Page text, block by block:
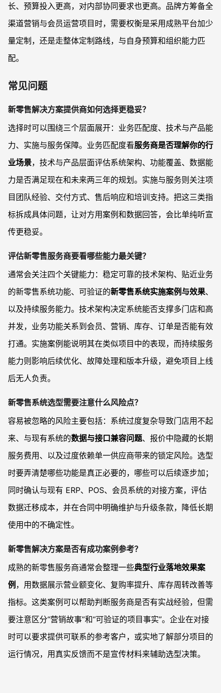
长、预算投入更高，对内部协同要求也更高。品牌方筹备全
渠道营销与会员运营项目时，需要权衡是采用成熟平台加少
量定制，还是走整体定制路线，与自身预算和组织能力匹
配。
常见问题
新零售解决方案提供商如何选择更稳妥？
选择时可以围绕三个层面展开：业务匹配度、技术与产品能
力、实施与服务保障。业务匹配度看服务商是否理解你的行
业场景，技术与产品层面评估系统架构、功能覆盖、数据能
力是否满足现在和未来两三年的规划。实施与服务则关注项
目团队经验、交付方式、售后响应和培训支持。把这三类指
标拆成具体问题，让对方用案例和数据回答，会比单纯听宣
传更稳妥。
评估新零售服务商要看哪些能力最关键？
通常会关注四个关键能力：稳定可靠的技术架构、贴近业务
的新零售系统功能、可验证的新零售系统实施案例与效果、
以及持续服务能力。技术架构决定系统能否支撑多门店和高
并发，业务功能关系到会员、营销、库存、订单是否能有效
打通。实施案例能说明其在类似项目中的表现，而持续服务
能力则影响后续优化、故障处理和版本升级，避免项目上线
后无人负责。
新零售系统选型需要注意什么风险点？
容易被忽略的风险主要包括：系统过度复杂导致门店用不起
来、与现有系统的数据与接口兼容问题、报价中隐藏的长期
服务费用、以及过度依赖单一供应商带来的锁定风险。选型
时要弄清楚哪些功能是真正必要的，哪些可以后续逐步加；
同时确认与现有 ERP、POS、会员系统的对接方案，评估
数据迁移成本，并在合同中明确维护与升级条款，降低长期
使用中的不确定性。
新零售解决方案是否有成功案例参考？
成熟的新零售服务商通常会整理一些典型行业落地效果案
例 ，用数据展示营业额变化、复购率提升、库存周转改善等
指标。这类案例可以帮助判断服务商是否有实战经验，但需
要注意区分“营销故事”和“可验证的项目事实”。企业在对接
时可以要求提供可联系的参考客户，或实地了解部分项目的
运行情况，用真实反馈而不是宣传材料来辅助选型决策。